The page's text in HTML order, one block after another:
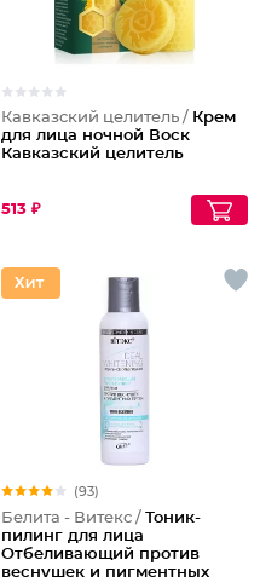
Кавказский целитель / Крем
для лица ночной Воск
Кавказский целитель
513 ₽
(93)
Белита - Витекс / Тоник-
пилинг для лица
Отбеливающий против
веснушек и пигментных